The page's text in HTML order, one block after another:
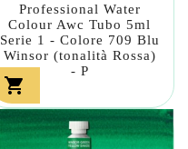
Professional Water
Colour Awc Tubo 5ml
Serie 1 - Colore 709 Blu
Winsor (tonalità Rossa)
- P
